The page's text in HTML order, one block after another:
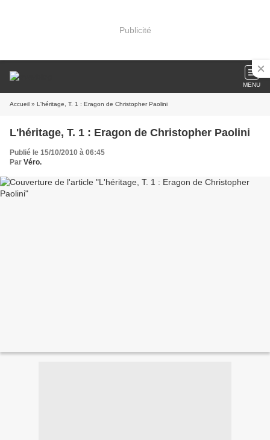
Publicité
MENU
Accueil » L'héritage, T. 1 : Eragon de Christopher Paolini
L'héritage, T. 1 : Eragon de Christopher Paolini
Publié le 15/10/2010 à 06:45
Par Véro.